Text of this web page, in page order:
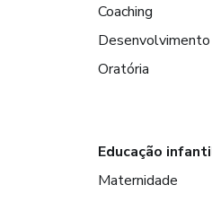
Coaching
Oratória
Educação
Maternidade